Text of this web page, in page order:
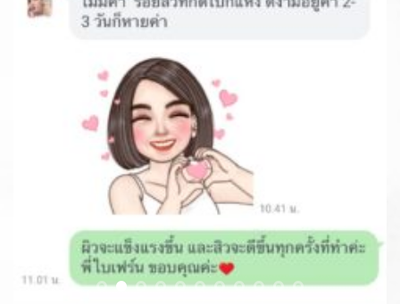
At Lively Clinic
our doctors finish the skin directly. It can take care of all skin
problems. We have experience in designing and adjusting the
face. With specialized training from Korea.
Ensuring the quality of treatment, service and quality of